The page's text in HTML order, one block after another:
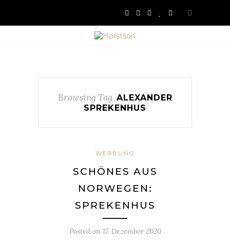
Browsing Tag ALEXANDER
SPREKENHUS
WERBUNG
SCHÖNES AUS
NORWEGEN:
SPREKENHUS
Posted on 17. Dezember 2020